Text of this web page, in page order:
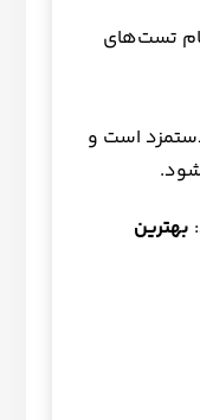
تست‌های
است و
بهترین